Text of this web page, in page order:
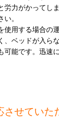
労力がかってし
。
使用する場合の
、ベッドが入ら
可能です。迅速
せていた